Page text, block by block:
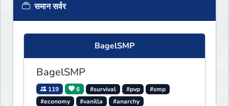
समान सर्वर
BagelSMP
BagelSMP
119 6 #survival #pvp
#smp
#economy
#vanilla #anarchy